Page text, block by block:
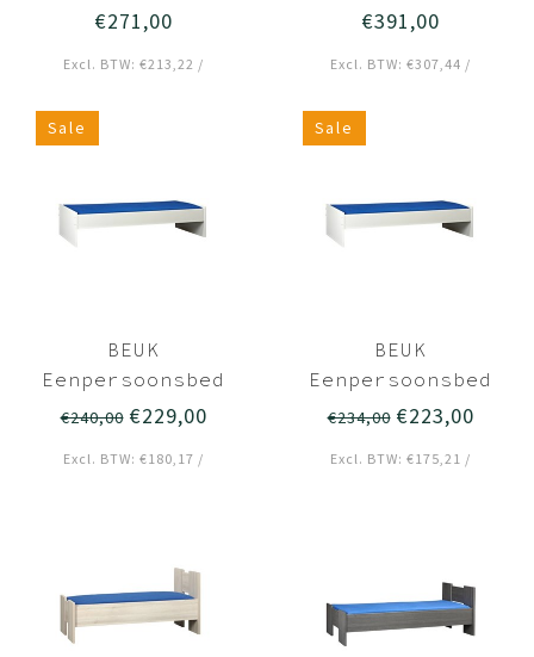
90x220
- Bavel
€271,00
Excl. BTW: €213,22 /
90x220 Wit -
€391,00
Excl. BTW: €307,44 /
Sale
BEUK
Eenpersoonsbed
90x220 Wit -
€240,00€229,00
Excl. BTW: €180,17 /
Sale
BEUK
Eenpersoonsbed
90x210 Wit -
€234,00€223,00
Excl. BTW: €175,21 /